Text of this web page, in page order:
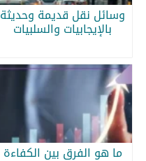
وسائل نقل قديمة وحديثة
بالإيجابيات والسلبيات
ما هو الفرق بين الكفاءة